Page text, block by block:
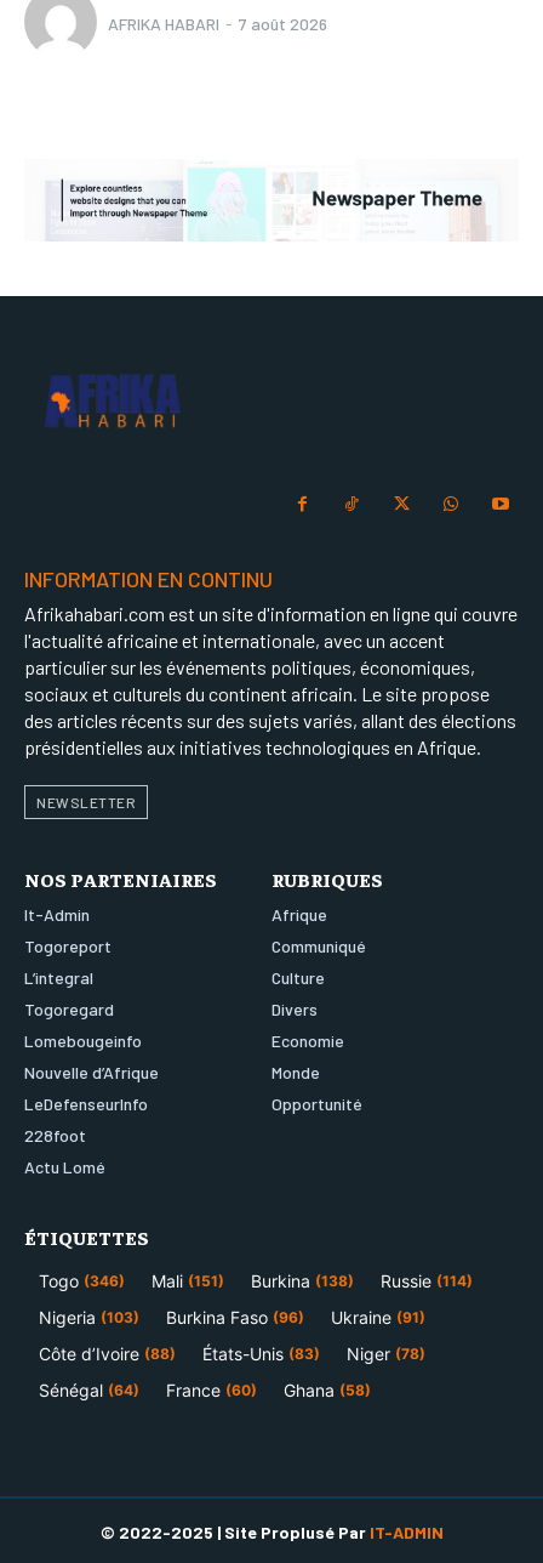
AFRIKA HABARI - 7 août 2026
INFORMATION EN CONTINU
Afrikahabari.com est un site d'information en ligne qui couvre
l'actualité africaine et internationale, avec un accent
particulier sur les événements politiques, économiques,
sociaux et culturels du continent africain. Le site propose
des articles récents sur des sujets variés, allant des élections
présidentielles aux initiatives technologiques en Afrique.
NEWSLETTER
NOS PARTENIAIRES
It-Admin
Togoreport
L’integral
Togoregard
Lomebougeinfo
Nouvelle d’Afrique
LeDefenseurInfo
228foot
Actu Lomé
RUBRIQUES
Afrique
Communiqué
Culture
Divers
Economie
Monde
Opportunité
ÉTIQUETTES
Togo (346) Mali (151) Burkina (138) Russie (114)
Nigeria (103) Burkina Faso (96) Ukraine (91)
Côte d’Ivoire (88) États-Unis (83) Niger (78)
Sénégal (64) France (60) Ghana (58)
© 2022-2025 | Site Proplusé Par IT-ADMIN